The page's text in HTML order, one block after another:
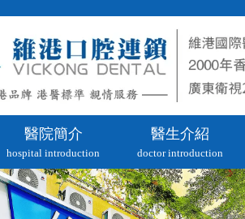
醫院簡介
hospital introduction
醫生介紹
doctor introduction